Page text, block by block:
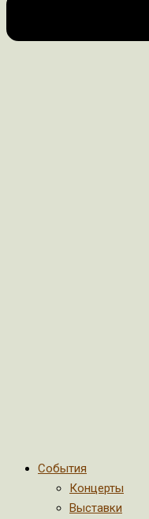
События
Концерты
Выставки